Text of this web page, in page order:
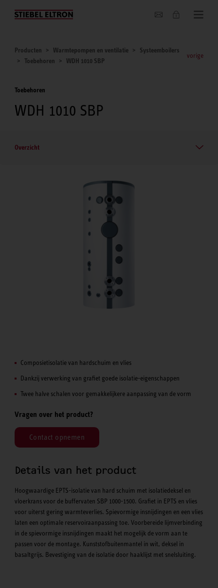
Actueel
Producten Warmtepompen en ventilatie
Systeemboilers
Toebehoren
WDH 1010 SBP
vorige
Toebehoren
WDH 1010 SBP
Overzicht
Composietisolatie van hardschuim en vlies
Dankzij verwerking van grafiet goede isolatie-eigenschappen
Twee halve schalen voor gemakkelijkere aanpassing van de vorm
Vragen over het product?
Contact opnemen
Details van het product
Hoogwaardige EPTS-isolatie van hard schuim met isolatiedeksel en
vloerkrans voor de buffervaten SBP 1000-1500. Grafiet in EPTS en vlies
voor uiterst gering warmteverlies. Spievormige insnijdingen en een vlies
laten een optimale reservoiraanpassing toe. Voorbereide lijmverbinding
in de spievormige insnijdingen maakt het mogelijk de vorm aan te
passen voor de montage. Kunststofbuitenmantel in wit, deksel in
basaltgrijs. Bevestiging van de isolatie door haaklijst met snelsluiting.